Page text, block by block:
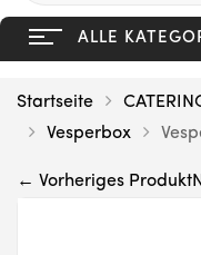
ALLE
Startseite
Vesperbox
← Vorheriges Produkt